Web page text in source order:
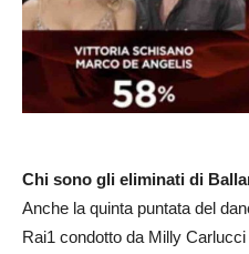
Chi sono gli eliminati di
Anche la quinta puntata del
Rai1 condotto da Milly